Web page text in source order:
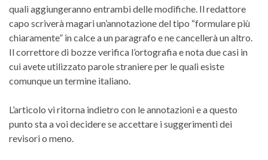
quali aggiungeranno entrambi delle modifiche. Il redattore
capo scriverà magari un’annotazione del tipo “formulare più
chiaramente” in calce a un paragrafo e ne cancellerà un altro.
Il correttore di bozze verifica l’ortografia e nota due casi in
cui avete utilizzato parole straniere per le quali esiste
comunque un termine italiano.
L’articolo vi ritorna indietro con le annotazioni e a questo
punto sta a voi decidere se accettare i suggerimenti dei
revisori o meno.